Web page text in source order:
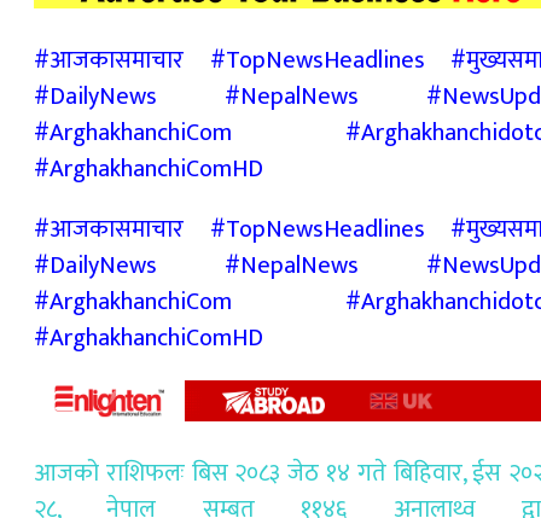
#आजकासमाचार #TopNewsHeadlines
#DailyNews #NepalNews
#ArghakhanchiCom
#ArghakhanchiComHD
#आजकासमाचार #TopNewsHeadlines
#DailyNews #NepalNews
#ArghakhanchiCom
#ArghakhanchiComHD
आजको राशिफलः बिस २०८३ जेठ १४ गते बिहिवार, ईस
२८, नेपाल सम्बत ११४६ अनालाथ्व